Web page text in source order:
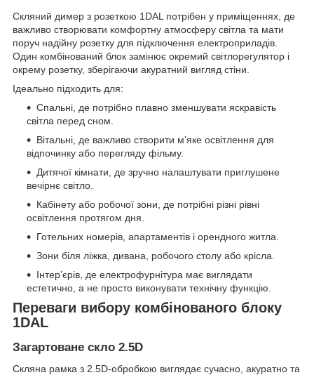
Скляний димер з розеткою 1DAL потрібен у приміщеннях, де
важливо створювати комфортну атмосферу світла та мати
поруч надійну розетку для підключення електроприладів.
Один комбінований блок замінює окремий світлорегулятор і
окрему розетку, зберігаючи акуратний вигляд стіни.
Ідеально підходить для:
Спальні, де потрібно плавно зменшувати яскравість
світла перед сном.
Вітальні, де важливо створити м’яке освітлення для
відпочинку або перегляду фільму.
Дитячої кімнати, де зручно налаштувати приглушене
вечірнє світло.
Кабінету або робочої зони, де потрібні різні рівні
освітлення протягом дня.
Готельних номерів, апартаментів і орендного житла.
Зони біля ліжка, дивана, робочого столу або крісла.
Інтер’єрів, де електрофурнітура має виглядати
естетично, а не просто виконувати технічну функцію.
Переваги вибору комбінованого блоку
1DAL
Загартоване скло 2.5D
Скляна рамка з 2.5D-обробкою виглядає сучасно, акуратно та